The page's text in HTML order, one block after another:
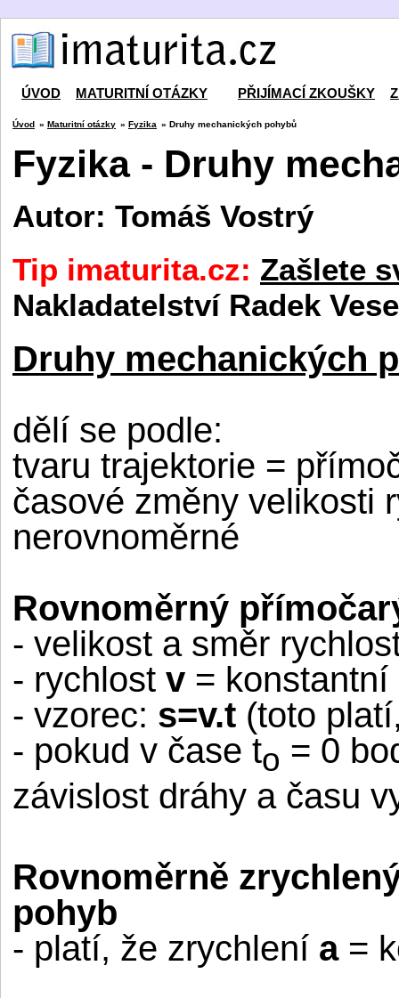
ÚVOD MATURITNÍ OTÁZKY PŘIJÍMACÍ ZKOUŠKY
Úvod » Maturitní otázky » Fyzika » Druhy mechanických pohybů
Fyzika - Druhy
Autor: Tomáš Vostrý
Tip imaturita.cz: Zašlete
Nakladatelství Radek
Druhy mechanických
dělí se podle:
tvaru trajektorie =
časové změny velikosti
nerovnoměrné
Rovnoměrný
- velikost a směr
- rychlost v = konstantní
- vzorec: s=v.t (toto
- pokud v čase to = 0
závislost dráhy a času
Rovnoměrně
pohyb
- platí, že zrychlení a=